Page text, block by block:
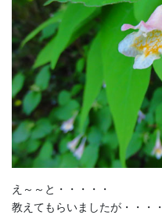
え～～と・・・・・
教えてもらいましたが・・・・